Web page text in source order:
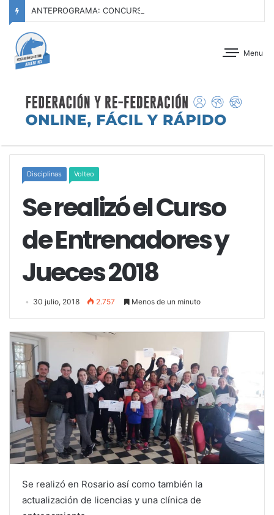
Menu
Disciplinas Volteo
Se realizó el Curso
de Entrenadores y
Jueces 2018
30 julio, 2018 2.757 Menos de un minuto
Se realizó en Rosario así como también la
actualización de licencias y una clínica de